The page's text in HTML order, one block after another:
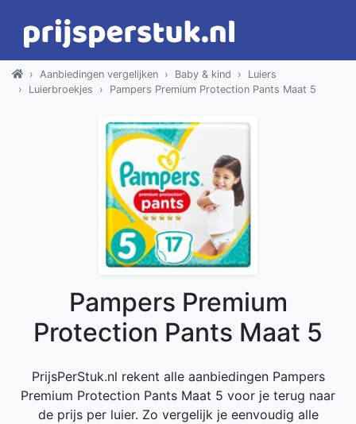
Aanbiedingen vergelijken Baby & kind
Luiers
Luierbroekjes
Pampers Premium Protection Pants Maat 5
Pampers Premium
Protection Pants Maat 5
PrijsPerStuk.nl rekent alle aanbiedingen Pampers
Premium Protection Pants Maat 5 voor je terug naar
de prijs per luier. Zo vergelijk je eenvoudig alle